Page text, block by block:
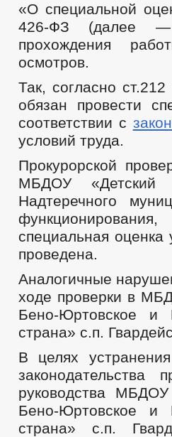
«О специальной
426-ФЗ (далее —
прохождения
осмотров.
Так, согласно
обязан провести
соответствии с
условий труда.
Прокурорской
МБДОУ «Детский
Надтеречного
специальная
проведена.
Аналогичные
ходе проверки в
Бено-Юртовское и
страна» с.п.
В целях
законодательства
руководства
Бено-Юртовское и
страна» с.п.